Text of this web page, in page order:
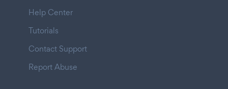
Help Center
Tutorials
Contact Support
Report Abuse